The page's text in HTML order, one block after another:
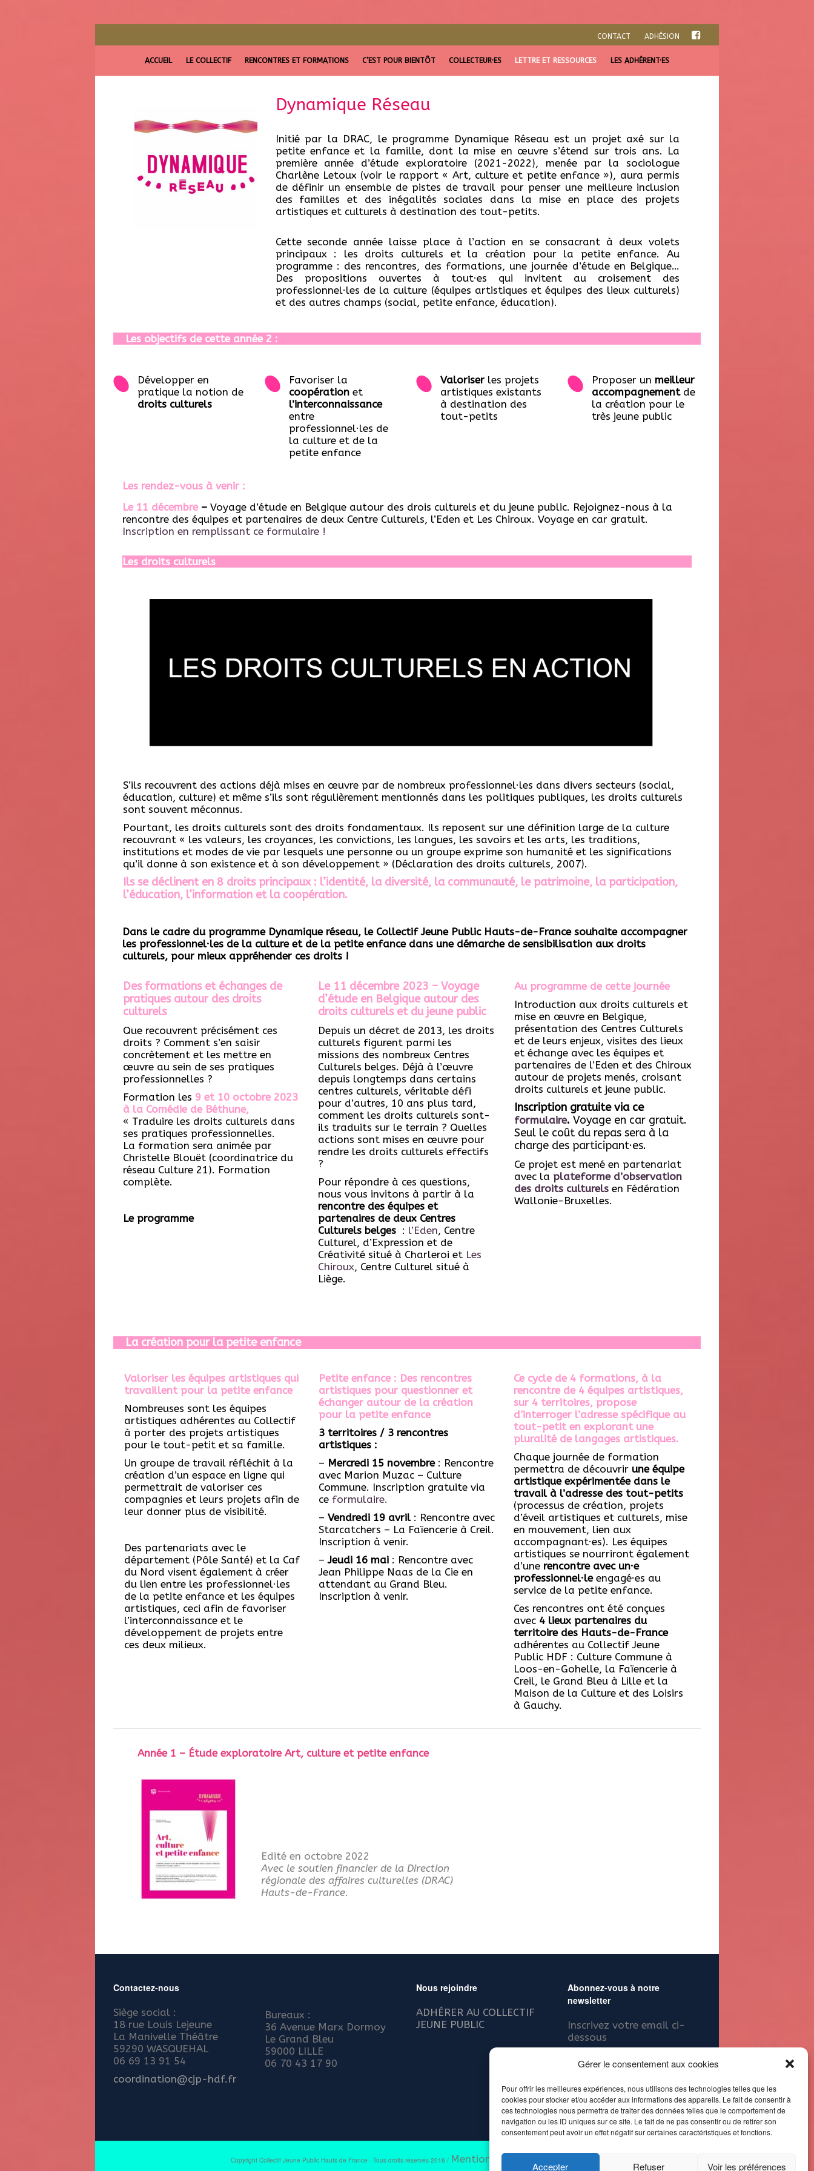
Gérer le consentement aux cookies
Pour offrir les meilleures expériences, nous utilisons des technologies telles que les
cookies pour stocker et/ou accéder aux informations des appareils. Le fait de consentir à
ces technologies nous permettra de traiter des données telles que le comportement de
navigation ou les ID uniques sur ce site. Le fait de ne pas consentir ou de retirer son
consentement peut avoir un effet négatif sur certaines caractéristiques et fonctions.
Accepter Refuser Voir les préférences
CONTACT ADHÉSION
ACCUEIL LE COLLECTIF RENCONTRES ET FORMATIONS C’EST POUR BIENTÔT COLLECTEUR·ES LETTRE ET RESSOURCES LES ADHÉRENT·ES
Dynamique Réseau
Initié par la DRAC, le programme Dynamique Réseau est un projet axé sur la
petite enfance et la famille, dont la mise en œuvre s’étend sur trois ans. La
première année d’étude exploratoire (2021-2022), menée par la sociologue
Charlène Letoux (voir le rapport « Art, culture et petite enfance »), aura permis
de définir un ensemble de pistes de travail pour penser une meilleure inclusion
des familles et des inégalités sociales dans la mise en place des projets
artistiques et culturels à destination des tout-petits.
Cette seconde année laisse place à l’action en se consacrant à deux volets
principaux : les droits culturels et la création pour la petite enfance. Au
programme : des rencontres, des formations, une journée d’étude en Belgique…
Des propositions ouvertes à tout·es qui invitent au croisement des
professionnel·les de la culture (équipes artistiques et équipes des lieux culturels)
et des autres champs (social, petite enfance, éducation).
Les objectifs de cette année 2 :
Développer en
pratique la notion de
droits culturels
Favoriser la
coopération et
l’interconnaissance
entre
professionnel·les de
la culture et de la
petite enfance
Valoriser les projets
artistiques existants
à destination des
tout-petits
Proposer un meilleur
accompagnementde
la création pour le
très jeune public
Les rendez-vous à venir :
Le 11 décembre – Voyage d’étude en Belgique autour des drois culturels et du jeune public. Rejoignez-nous à la
rencontre des équipes et partenaires de deux Centre Culturels, l’Eden et Les Chiroux. Voyage en car gratuit.
Inscription en remplissant ce formulaire !
Les droits culturels
S’ils recouvrent des actions déjà mises en œuvre par de nombreux professionnel·les dans divers secteurs (social,
éducation, culture) et même s’ils sont régulièrement mentionnés dans les politiques publiques, les droits culturels
sont souvent méconnus.
Pourtant, les droits culturels sont des droits fondamentaux. Ils reposent sur une définition large de la culture
recouvrant « les valeurs, les croyances, les convictions, les langues, les savoirs et les arts, les traditions,
institutions et modes de vie par lesquels une personne ou un groupe exprime son humanité et les significations
qu’il donne à son existence et à son développement » (Déclaration des droits culturels, 2007).
Ils se déclinent en 8 droits principaux : l’identité, la diversité, la communauté, le patrimoine, la participation,
l’éducation, l’information et la coopération.
Dans le cadre du programme Dynamique réseau, le Collectif Jeune Public Hauts-de-France souhaite accompagner
les professionnel·les de la culture et de la petite enfance dans une démarche de sensibilisation aux droits
culturels, pour mieux appréhender ces droits !
Des formations et échanges de
pratiques autour des droits
culturels
Que recouvrent précisément ces
droits ? Comment s’en saisir
concrètement et les mettre en
œuvre au sein de ses pratiques
professionnelles ?
Formation les 9 et 10 octobre 2023
à la Comédie de Béthune,
« Traduire les droits culturels dans
ses pratiques professionnelles.
La formation sera animée par
Christelle Blouët (coordinatrice du
réseau Culture 21). Formation
complète.
Le programme
Le 11 décembre 2023 – Voyage
d’étude en Belgique autour des
droits culturels et du jeune public
Depuis un décret de 2013, les droits
culturels figurent parmi les
missions des nombreux Centres
Culturels belges. Déjà à l’œuvre
depuis longtemps dans certains
centres culturels, véritable défi
pour d’autres, 10 ans plus tard,
comment les droits culturels sont-
ils traduits sur le terrain ? Quelles
actions sont mises en œuvre pour
rendre les droits culturels effectifs
?
Pour répondre à ces questions,
nous vous invitons à partir à la
rencontre des équipes et
partenaires de deux Centres
Culturels belges : l’Eden, Centre
Culturel, d’Expression et de
Créativité situé à Charleroi et Les
Chiroux, Centre Culturel situé à
Liège.
Au programme de cette journée
Introduction aux droits culturels et
mise en œuvre en Belgique,
présentation des Centres Culturels
et de leurs enjeux, visites des lieux
et échange avec les équipes et
partenaires de l’Eden et des Chiroux
autour de projets menés, croisant
droits culturels et jeune public.
Inscription gratuite via ce
formulaire. Voyage en car gratuit.
Seul le coût du repas sera à la
charge des participant·es.
Ce projet est mené en partenariat
avec la plateforme d’observation
des droits culturelsen Fédération
Wallonie-Bruxelles.
La création pour la petite enfance
Valoriser les équipes artistiques qui
travaillent pour la petite enfance
Nombreuses sont les équipes
artistiques adhérentes au Collectif
à porter des projets artistiques
pour le tout-petit et sa famille.
Un groupe de travail réfléchit à la
création d’un espace en ligne qui
permettrait de valoriser ces
compagnies et leurs projets afin de
leur donner plus de visibilité.
Des partenariats avec le
département (Pôle Santé) et la Caf
du Nord visent également à créer
du lien entre les professionnel·les
de la petite enfance et les équipes
artistiques, ceci afin de favoriser
l’interconnaissance et le
développement de projets entre
ces deux milieux.
Petite enfance : Des rencontres
artistiques pour questionner et
échanger autour de la création
pour la petite enfance
3 territoires / 3 rencontres
artistiques :
– Mercredi 15 novembre: Rencontre
avec Marion Muzac – Culture
Commune. Inscription gratuite via
ce formulaire.
–Vendredi 19 avril: Rencontre avec
Starcatchers – La Faïencerie à Creil.
Inscription à venir.
–Jeudi 16 mai : Rencontre avec
Jean Philippe Naas de la Cie en
attendant au Grand Bleu.
Inscription à venir.
Ce cycle de 4 formations, à la
rencontre de 4 équipes artistiques,
sur 4 territoires, propose
d’interroger l’adresse spécifique au
tout-petit en explorant une
pluralité de langages artistiques.
Chaque journée de formation
permettra de découvrir une équipe
artistique expérimentée dans le
travail à l’adresse des tout-petits
(processus de création, projets
d’éveil artistiques et culturels, mise
en mouvement, lien aux
accompagnant·es). Les équipes
artistiques se nourriront également
d’une rencontre avec un·e
professionnel·le engagé·es au
service de la petite enfance.
Ces rencontres ont été conçues
avec 4 lieux partenaires du
territoire des Hauts-de-France
adhérentes au Collectif Jeune
Public HDF : Culture Commune à
Loos-en-Gohelle, la Faïencerie à
Creil, le Grand Bleu à Lille et la
Maison de la Culture et des Loisirs
à Gauchy.
Année 1 – Étude exploratoire Art, culture et petite enfance
Edité en octobre 2022
Avec le soutien financier de la Direction
régionale des affaires culturelles (DRAC)
Hauts-de-France.
Contactez-nous
Siège social :
18 rue Louis Lejeune
La Manivelle Théâtre
59290 WASQUEHAL
06 69 13 91 54
coordination@cjp-hdf.fr
Bureaux :
36 Avenue Marx Dormoy
Le Grand Bleu
59000 LILLE
06 70 43 17 90
Nous rejoindre
ADHÉRER AU COLLECTIF
JEUNE PUBLIC
Abonnez-vous à notre
newsletter
Inscrivez votre email ci-
dessous
Alternative:
Copyright Collectif Jeune Public Hauts de France - Tous droits réservés 2016 / Mentions légales et crédits